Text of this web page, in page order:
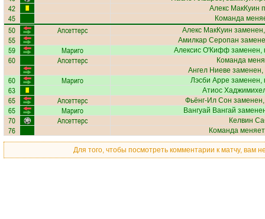
42 Алекс МакКуин
45 Команда
50 Апсеттерс Алекс МакКуин
55 Амилкар Серопан
59 Мариго Алексис О'Киффзаменен,
60 Апсеттерс
Команда
Ангел Ниеве
60 Мариго Лэсби Арре заменен,
63 Атиос
65 Апсеттерс Фьёнг-Ил Сон
65 Мариго Вангуай Вангай
70 Апсеттерс Келвин
76 Команда
Для того, чтобы посмотреть комментарии к матчу, вам